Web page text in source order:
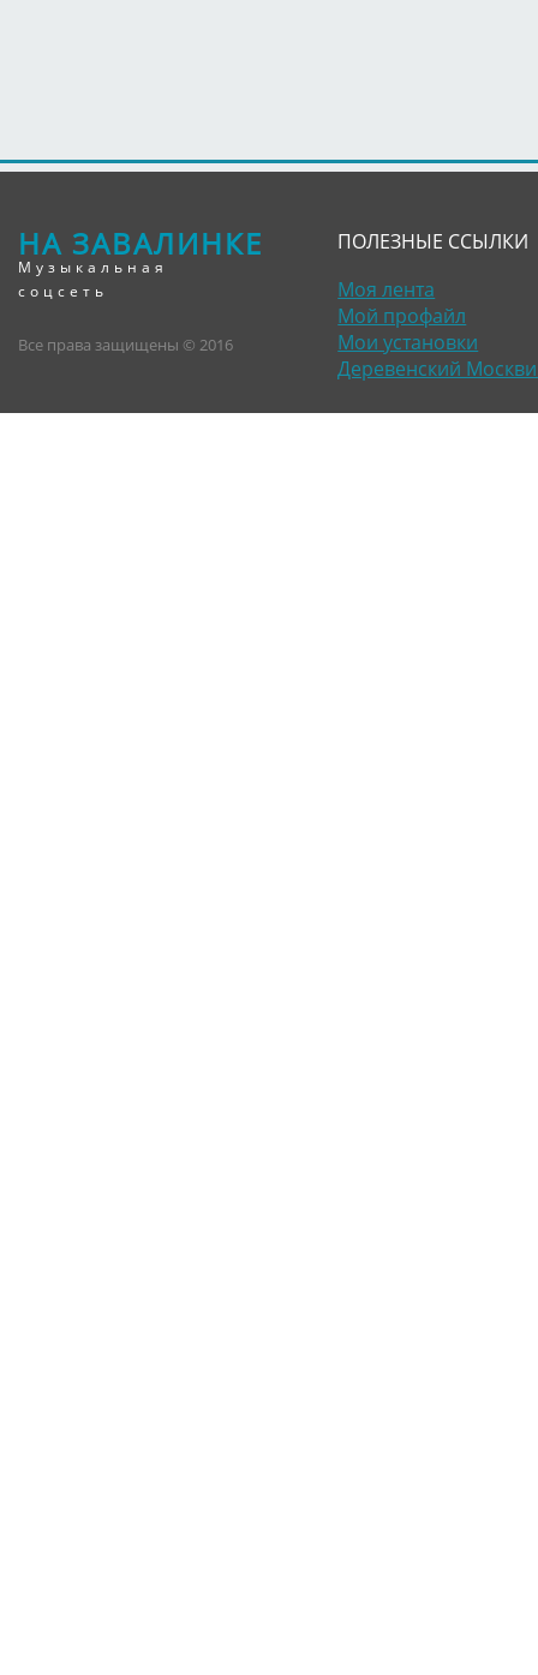
НА ЗАВАЛИНКЕ
Музыкальная
соцсеть
Все права защищены © 2016
ПОЛЕЗНЫЕ ССЫЛКИ
Моя лента
Мой профайл
Мои установки
Деревенский